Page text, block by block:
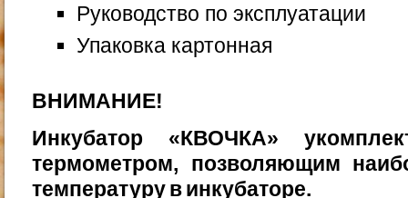
Руководство по эксплуатации
Упаковка картонная
ВНИМАНИЕ!
Инкубатор «КВОЧКА»
термометром, позволя­ющим
температуру в инкубаторе.